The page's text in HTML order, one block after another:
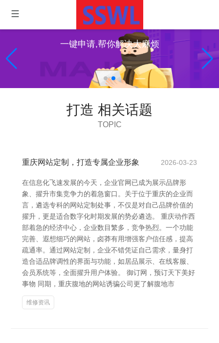
一键申请,帮你解决大麻烦
打造 相关话题
TOPIC
重庆网站定制，打造专属企业形象 2026-03-23
在信息化飞速发展的今天，企业官网已成为展示品牌形
象、擢升市集竞争力的着急窗口。关于位于重庆的企业而
言，遴选专科的网站定制处事，不仅是对自己品牌价值的
擢升，更是适合数字化时期发展的势必遴选。 重庆动作西
部着急的经济中心，企业数目繁多，竞争热烈。一个功能
完善、遐想细巧的网站，卤莽有用增强客户信任感，提高
疏通率。通过网站定制，企业不错凭证自己需求，量身打
造合适品牌调性的界面与功能，如居品展示、在线客服、
会员系统等，全面擢升用户体验。 御订网，预订天下美好
事物 同期，重庆腹地的网站诱骗公司更了解腹地市
维修资讯